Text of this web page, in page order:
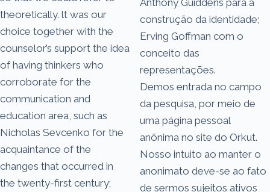
theoretically. lt was our
choice together with the
counselor’s support the idea
of having thinkers who
corroborate for the
communication and
education area, such as
Nicholas Sevcenko for the
acquaintance of the
changes that occurred in
the twenty-first century;
construção da identidade;
Erving Goffman com o
conceito das
representações.
Demos entrada no campo
da pesquisa, por meio de
uma página pessoal
anônima no site do Orkut.
Nosso intuito ao manter o
anonimato deve-se ao fato
de sermos sujeitos ativos